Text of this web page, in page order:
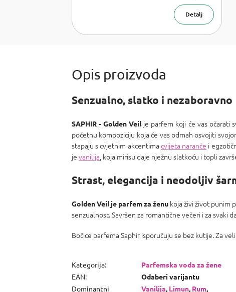
Detalj
Senzualno, slatko i nezaboravno
SAPHIR - Golden Veilje parfem koji će vas očarati
početnu kompoziciju koja će vas odmah osvojiti
stapaju s cvjetnim akcentima cvijeta naranče i
je vanilija, koja mirisu daje nježnu slatkoću i topli
Strast, elegancija i neodoljiv
Golden Veil je parfem za ženu koja živi život punim
senzualnost. Savršen za romantične večeri i za svaki
Bočice parfema Saphir isporučuju se bez kutije. Za
Kategorija:
Parfemska voda za žene
EAN:
Odaberi varijantu
Dominantni
Vanilija, Limun, Rum,